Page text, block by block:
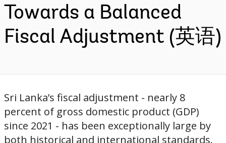
Towards a Balanced
Fiscal Adjustment (英语)
Sri Lanka’s fiscal adjustment - nearly 8
percent of gross domestic product (GDP)
since 2021 - has been exceptionally large by
both historical and international standards.